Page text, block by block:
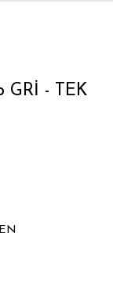
GRİ - TEK